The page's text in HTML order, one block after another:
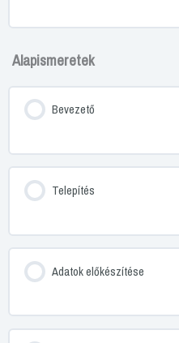
Alapismeretek
Bevezető
Telepítés
Adatok előkészítése